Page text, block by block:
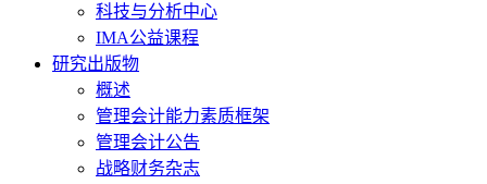
科技与分析中心
IMA公益课程
研究出版物
概述
管理会计能力素质框架
管理会计公告
战略财务杂志